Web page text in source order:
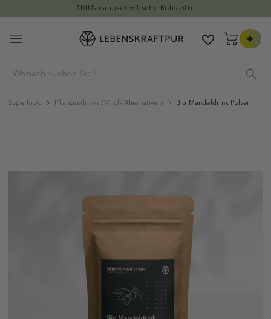
100% natur-identische Rohstoffe
Warenkorb
Superfood Pflanzendrinks (Milch-Alternativen) Bio Mandeldrink Pulver